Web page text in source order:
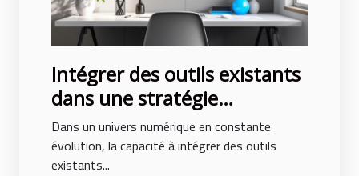
Intégrer des outils existants
dans une stratégie
marketing consolidée
Dans un univers numérique en constante
évolution, la capacité à intégrer des outils
existants...